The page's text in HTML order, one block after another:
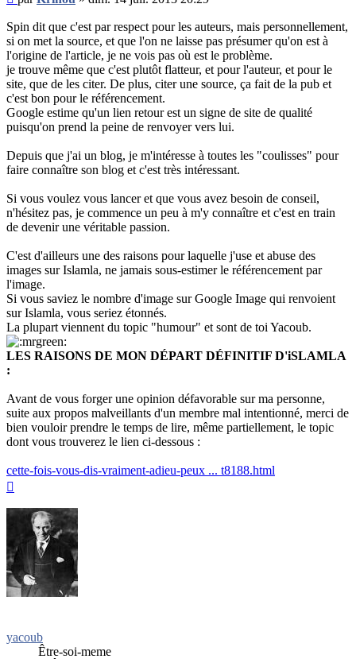
non
lu
Spin dit que c'est par respect pour les auteurs, mais personnellement,
si on met la source, et que l'on ne laisse pas présumer qu'on est à
l'origine de l'article, je ne vois pas où est le problème.
je trouve même que c'est plutôt flatteur, et pour l'auteur, et pour le
site, que de les citer. De plus, citer une source, ça fait de la pub et
c'est bon pour le référencement.
Google estime qu'un lien retour est un signe de site de qualité
puisqu'on prend la peine de renvoyer vers lui.
Depuis que j'ai un blog, je m'intéresse à toutes les "coulisses" pour
faire connaître son blog et c'est très intéressant.
Si vous voulez vous lancer et que vous avez besoin de conseil,
n'hésitez pas, je commence un peu à m'y connaître et c'est en train
de devenir une véritable passion.
C'est d'ailleurs une des raisons pour laquelle j'use et abuse des
images sur Islamla, ne jamais sous-estimer le référencement par
l'image.
Si vous saviez le nombre d'image sur Google Image qui renvoient
sur Islamla, vous seriez étonnés.
La plupart viennent du topic "humour" et sont de toi Yacoub.
LES RAISONS DE MON DÉPART DÉFINITIF D'iSLAMLA
:
Avant de vous forger une opinion défavorable sur ma personne,
suite aux propos malveillants d'un membre mal intentionné, merci de
bien vouloir prendre le temps de lire, même partiellement, le topic
dont vous trouverez le lien ci-dessous :
cette-fois-vous-dis-vraiment-adieu-peux ... t8188.html
yacoub
Être-soi-meme